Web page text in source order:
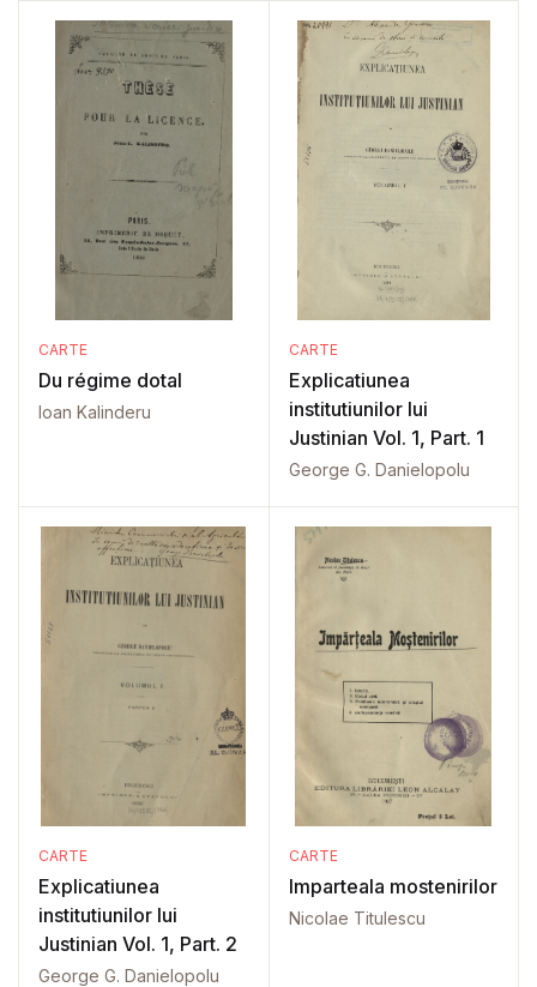
CARTE
Du régime dotal
Ioan Kalinderu
CARTE
Explicatiunea
institutiunilor lui
Justinian Vol. 1, Part. 1
George G. Danielopolu
CARTE
Explicatiunea
institutiunilor lui
Justinian Vol. 1, Part. 2
George G. Danielopolu
CARTE
Imparteala mostenirilor
Nicolae Titulescu